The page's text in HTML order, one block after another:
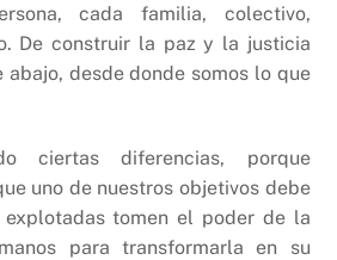
cada familia, colectivo,
De construir la paz y la justicia
abajo, desde donde somos lo que
ciertas diferencias, porque
uno de nuestros objetivos debe
tomen el poder de la
para transformarla en su